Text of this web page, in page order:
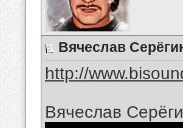
Вячеслав
http://
Вячеслав